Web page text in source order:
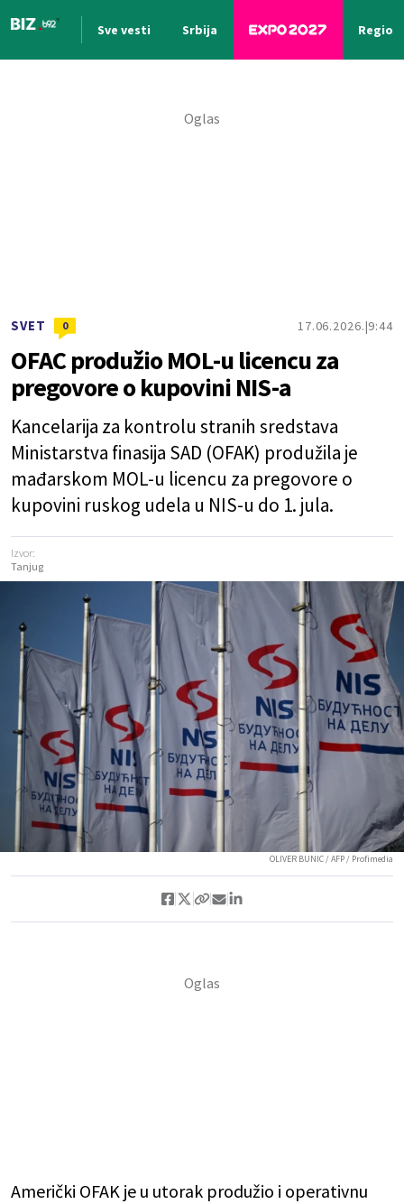
Sve vesti Srbija Region
SVET 0 17.06.2026. 9:44
OFAC produžio MOL-u licencu za
pregovore o kupovini NIS-a
Kancelarija za kontrolu stranih sredstava
Ministarstva finasija SAD (OFAK) produžila je
mađarskom MOL-u licencu za pregovore o
kupovini ruskog udela u NIS-u do 1. jula.
Izvor:
Tanjug
OLIVER BUNIC / AFP / Profimedia
Američki OFAK je u utorak produžio i operativnu